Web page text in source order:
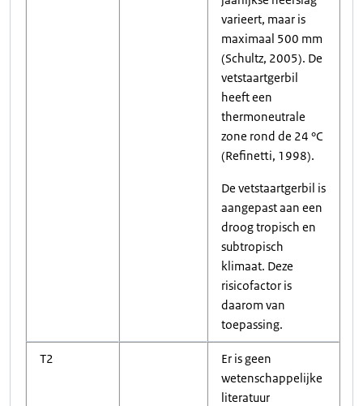
varieert, maar is
maximaal 500 mm
(Schultz, 2005). De
vetstaartgerbil
heeft een
thermoneutrale
zone rond de 24 °C
(Refinetti, 1998).
De vetstaartgerbil is
aangepast aan een
droog tropisch en
subtropisch
klimaat. Deze
risicofactor is
daarom van
toepassing.
T2
Er is geen
wetenschappelijke
literatuur